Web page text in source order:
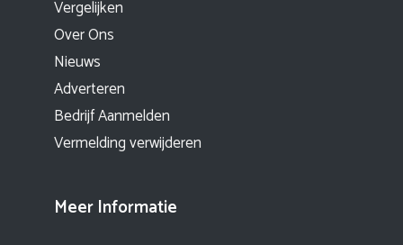
Vergelijken
Over Ons
Nieuws
Adverteren
Bedrijf Aanmelden
Vermelding verwijderen
Meer Informatie